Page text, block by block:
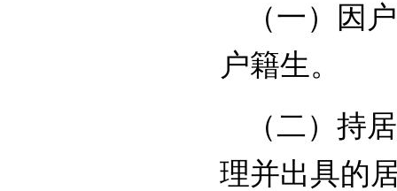
（一）因
户籍生。
（二）持
理并出具的